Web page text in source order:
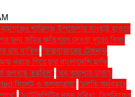
শান্তিগঞ্জ উপজেলার সাংহাই হাওরে
জন্য জমির ক্ষতিপূরণ দেওয়া দূরের বিষয়
রায় বাতিল''কক্সবাজারের টেকনাফ
ধরতে গিয়ে চার বাংলাদেশি মাঝি
জলবায়ু তহবিল'' ''ঘন কুয়াশায় ঢাকায়
সিলেট ও কলকাতায়'' ''চলতি অর্থবছরে